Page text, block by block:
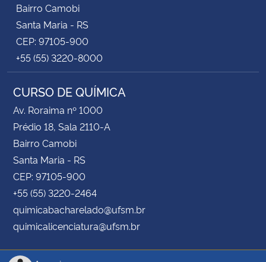
Bairro Camobi
Santa Maria - RS
CEP: 97105-900
+55 (55) 3220-8000
CURSO DE QUÍMICA
Av. Roraima nº 1000
Prédio 18, Sala 2110-A
Bairro Camobi
Santa Maria - RS
CEP: 97105-900
+55 (55) 3220-2464
quimicabacharelado@ufsm.br
quimicalicenciatura@ufsm.br